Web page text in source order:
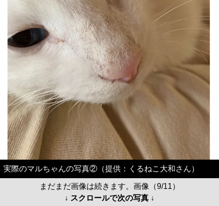
実際のマルちゃんの写真②（提供：くるねこ大和さん）
まだまだ画像は続きます。画像（9/11）
↓ スクロールで次の写真 ↓